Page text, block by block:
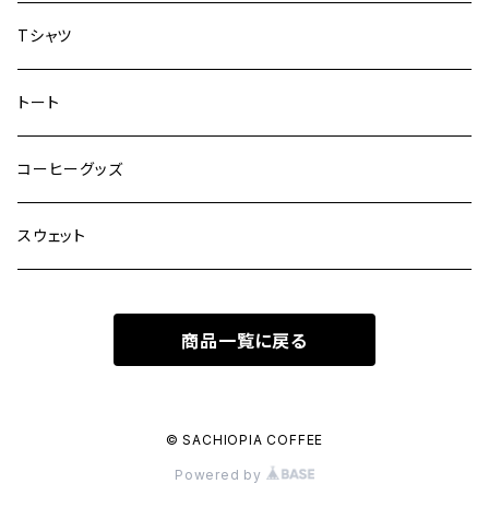
Tシャツ
トート
コーヒーグッズ
スウェット
商品一覧に戻る
© SACHIOPIA COFFEE
Powered by